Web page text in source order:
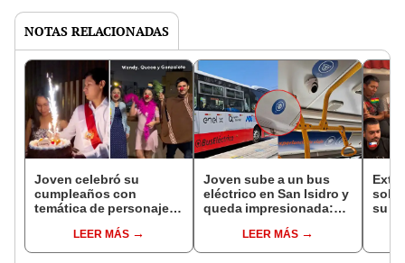
NOTAS RELACIONADAS
Joven celebró su
cumpleaños con
temática de personajes
piñata, lo mejor”
LEER MÁS
Joven sube a un bus
eléctrico en San Isidro y
queda impresionada:
mundo"LEER MÁS
su